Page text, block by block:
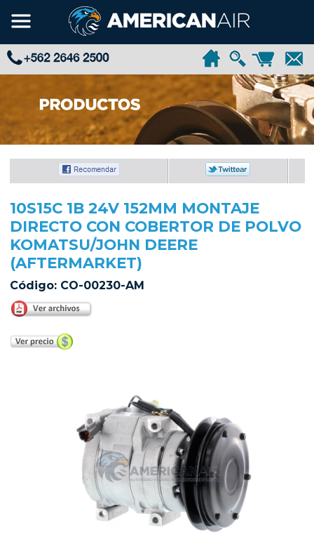
10S15C 1B 24V 152MM MONTAJE
DIRECTO CON COBERTOR DE POLVO
KOMATSU/JOHN DEERE
(AFTERMARKET)
Código: CO-00230-AM